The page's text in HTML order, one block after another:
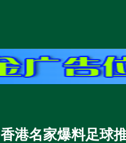
香港名家爆料足球